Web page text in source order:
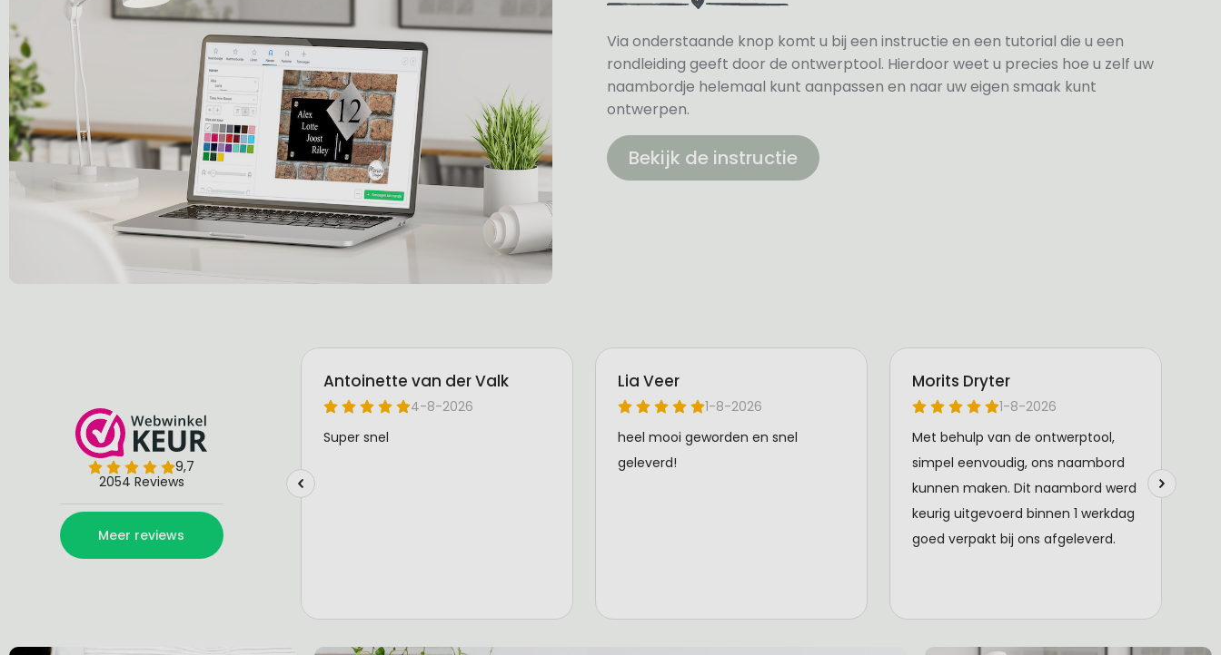
Via onderstaande knop komt u bij een instructie en een tutorial die u een
rondleiding geeft door de ontwerptool. Hierdoor weet u precies hoe u zelf uw
naambordje helemaal kunt aanpassen en naar uw eigen smaak kunt
ontwerpen.
Bekijk de instructie